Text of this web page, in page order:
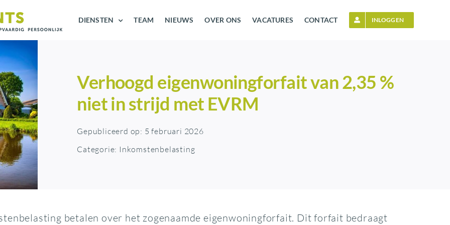
DIENSTEN TEAM NIEUWS OVER ONS VACATURES CONTACT INLOGGEN
Verhoogd eigenwoningforfait van 2,35 %
niet in strijd met EVRM
Gepubliceerd op: 5 februari 2026
Categorie: Inkomstenbelasting
betalen over het zogenaamde eigenwoningforfait. Dit forfait bedraagt